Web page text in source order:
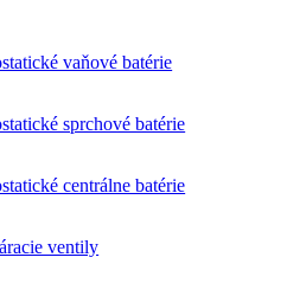
vaňové batérie
sprchové batérie
centrálne batérie
ventily